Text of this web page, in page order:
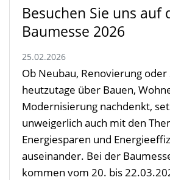
Besuchen Sie uns auf
Baumesse 2026
25.02.2026
Ob Neubau, Renovierung
heutzutage über Bauen,
Modernisierung nachdenkt,
unweigerlich auch mit den
Energiesparen und
auseinander. Bei der
kommen vom 20. bis